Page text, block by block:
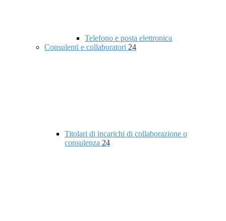
Telefono e posta elettronica
Consulenti e collaboratori 24
Titolari di incarichi di collaborazione o
consulenza 24